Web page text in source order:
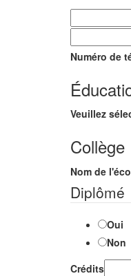
Numéro de
Veuillez
Collège
Nom de
Diplômé
Oui
Non
Crédits